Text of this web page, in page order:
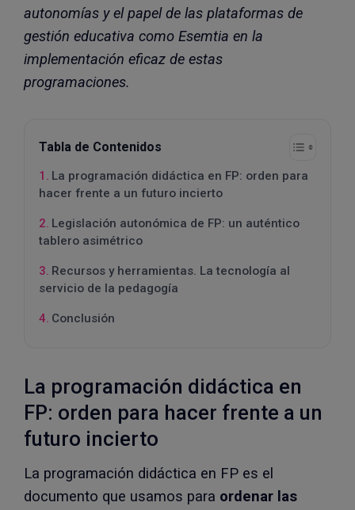
autonomías y el papel de las plataformas de
gestión educativa como Esemtia en la
implementación eficaz de estas
programaciones.
Tabla de Contenidos
La programación didáctica en FP: orden para
hacer frente a un futuro incierto
Legislación autonómica de FP: un auténtico
tablero asimétrico
Recursos y herramientas. La tecnología al
servicio de la pedagogía
Conclusión
La programación didáctica en
FP: orden para hacer frente a un
futuro incierto
La programación didáctica en FP es el
documento que usamos para ordenar las